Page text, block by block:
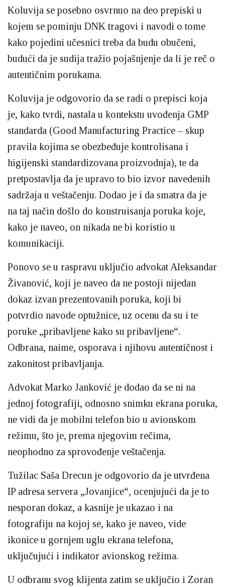
Koluvija se posebno osvrnuo na deo prepiski u
kojem se pominju DNK tragovi i navodi o tome
kako pojedini učesnici treba da budu obučeni,
budući da je sudija tražio pojašnjenje da li je reč o
autentičnim porukama.
Koluvija je odgovorio da se radi o prepisci koja
je, kako tvrdi, nastala u kontekstu uvođenja GMP
standarda (Good Manufacturing Practice – skup
pravila kojima se obezbeđuje kontrolisana i
higijenski standardizovana proizvodnja), te da
pretpostavlja da je upravo to bio izvor navedenih
sadržaja u veštačenju. Dodao je i da smatra da je
na taj način došlo do konstruisanja poruka koje,
kako je naveo, on nikada ne bi koristio u
komunikaciji.
Ponovo se u raspravu uključio advokat Aleksandar
Živanović, koji je naveo da ne postoji nijedan
dokaz izvan prezentovanih poruka, koji bi
potvrdio navode optužnice, uz ocenu da su i te
poruke „pribavljene kako su pribavljene“.
Odbrana, naime, osporava i njihovu autentičnost i
zakonitost pribavljanja.
Advokat Marko Janković je dodao da se ni na
jednoj fotografiji, odnosno snimku ekrana poruka,
ne vidi da je mobilni telefon bio u avionskom
režimu, što je, prema njegovim rečima,
neophodno za sprovođenje veštačenja.
Tužilac Saša Drecun je odgovorio da je utvrđena
IP adresa servera „Jovanjice“, ocenjujući da je to
nesporan dokaz, a kasnije je ukazao i na
fotografiju na kojoj se, kako je naveo, vide
ikonice u gornjem uglu ekrana telefona,
uključujući i indikator avionskog režima.
U odbranu svog klijenta zatim se uključio i Zoran